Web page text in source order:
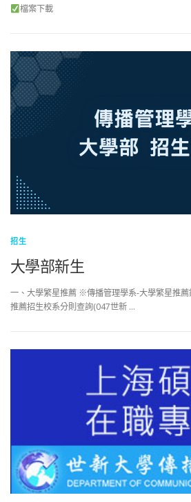
檔案下載
招生
大學部新生
一、大學繁星推薦 ※傳播管理學系-大學繁星推
推薦招生校系分則查詢(047世新 …